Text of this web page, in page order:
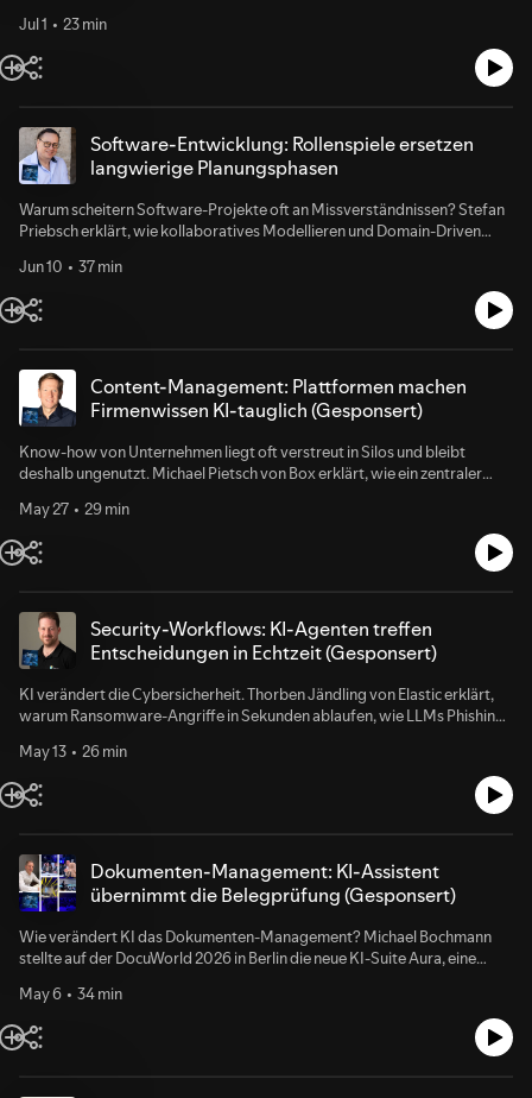
softwaredefinierte Plattformen samt KI die Markteinführung
beschleunigen.
Jul 1 23 min
Software-Entwicklung: Rollenspiele ersetzen
langwierige Planungsphasen
Warum scheitern Software-Projekte oft an Missverständnissen? Stefan
Priebsch erklärt, wie kollaboratives Modellieren und Domain-Driven
Bullshit-Bingo bringen – mit Rollenspielen und Klebezetteln.
Jun 10 37 min
Content-Management: Plattformen machen
Firmenwissen KI-tauglich (Gesponsert)
Know-how von Unternehmen liegt oft verstreut in Silos und bleibt
deshalb ungenutzt. Michael Pietsch von Box erklärt, wie ein zentraler
ohne neue Inseln in der IT-Landschaft zu schaffen.
May 27 29 min
Security-Workflows: KI-Agenten treffen
Entscheidungen in Echtzeit (Gesponsert)
KI verändert die Cybersicherheit. Thorben Jändling von Elastic erklärt,
warum Ransomware-Angriffe in Sekunden ablaufen, wie LLMs Phishing-
Open Security und Human in the Loop setzen müssen.
May 13 26 min
Dokumenten-Management: KI-Assistent
übernimmt die Belegprüfung (Gesponsert)
Wie verändert KI das Dokumenten-Management? Michael Bochmann
stellte auf der DocuWorld 2026 in Berlin die neue KI-Suite Aura, eine
erklärt, warum Datenschutz und Präzision dabei oberste Priorität
genießen.
May 6 34 min